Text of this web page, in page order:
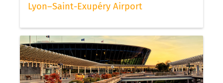
Lyon–Saint-Exupéry Airport